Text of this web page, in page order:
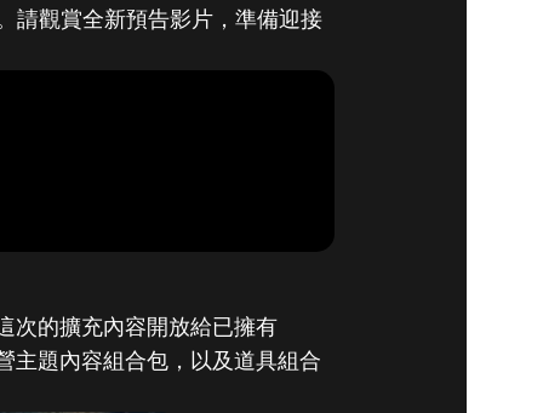
請觀賞全新預告影片，準備迎接
次的擴充內容開放給已擁有
題內容組合包，以及道具組合